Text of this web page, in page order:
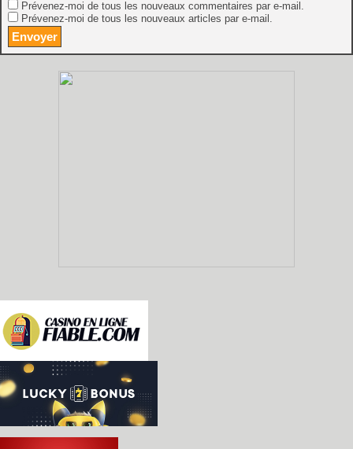
Prévenez-moi de tous les nouveaux commentaires par e-mail.
Prévenez-moi de tous les nouveaux articles par e-mail.